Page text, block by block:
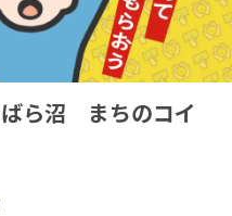
ばら沼 まちのコイ